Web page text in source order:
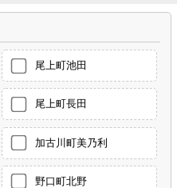
尾上町池田
尾上町長田
加古川町美乃利
野口町北野